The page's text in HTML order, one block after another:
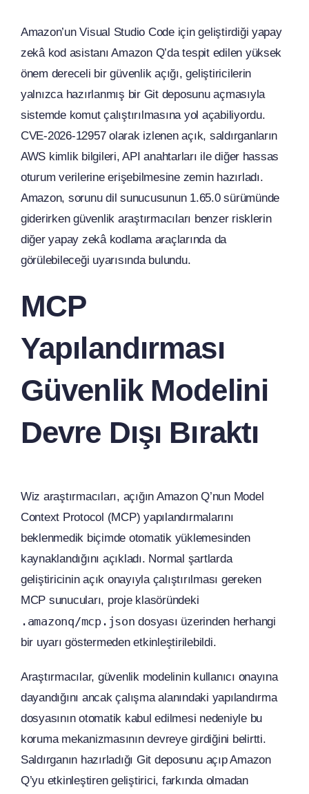
Amazon’un Visual Studio Code için geliştirdiği yapay
zekâ kod asistanı Amazon Q’da tespit edilen yüksek
önem dereceli bir güvenlik açığı, geliştiricilerin
yalnızca hazırlanmış bir Git deposunu açmasıyla
sistemde komut çalıştırılmasına yol açabiliyordu.
CVE-2026-12957 olarak izlenen açık, saldırganların
AWS kimlik bilgileri, API anahtarları ile diğer hassas
oturum verilerine erişebilmesine zemin hazırladı.
Amazon, sorunu dil sunucusunun 1.65.0 sürümünde
giderirken güvenlik araştırmacıları benzer risklerin
diğer yapay zekâ kodlama araçlarında da
görülebileceği uyarısında bulundu.
MCP
Yapılandırması
Güvenlik Modelini
Devre Dışı Bıraktı
Wiz araştırmacıları, açığın Amazon Q’nun Model
Context Protocol (MCP) yapılandırmalarını
beklenmedik biçimde otomatik yüklemesinden
kaynaklandığını açıkladı. Normal şartlarda
geliştiricinin açık onayıyla çalıştırılması gereken
MCP sunucuları, proje klasöründeki
.amazonq/mcp.json dosyası üzerinden herhangi
bir uyarı göstermeden etkinleştirilebildi.
Araştırmacılar, güvenlik modelinin kullanıcı onayına
dayandığını ancak çalışma alanındaki yapılandırma
dosyasının otomatik kabul edilmesi nedeniyle bu
koruma mekanizmasının devreye girdiğini belirtti.
Saldırganın hazırladığı Git deposunu açıp Amazon
Q’yu etkinleştiren geliştirici, farkında olmadan